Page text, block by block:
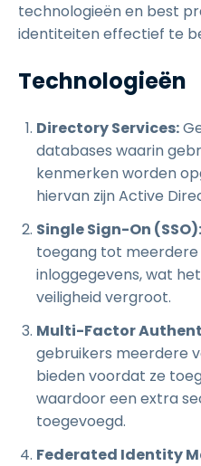
technologieën en best
identiteiten effectief te
Technologieën
Directory Services:
databases waarin
kenmerken worden
hiervan zijn Active
Single Sign-On (SSO):
toegang tot
inloggegevens, wat
veiligheid vergroot.
Multi-Factor
gebruikers meerdere
bieden voordat ze
waardoor een extra
toegevoegd.
Federated Identity